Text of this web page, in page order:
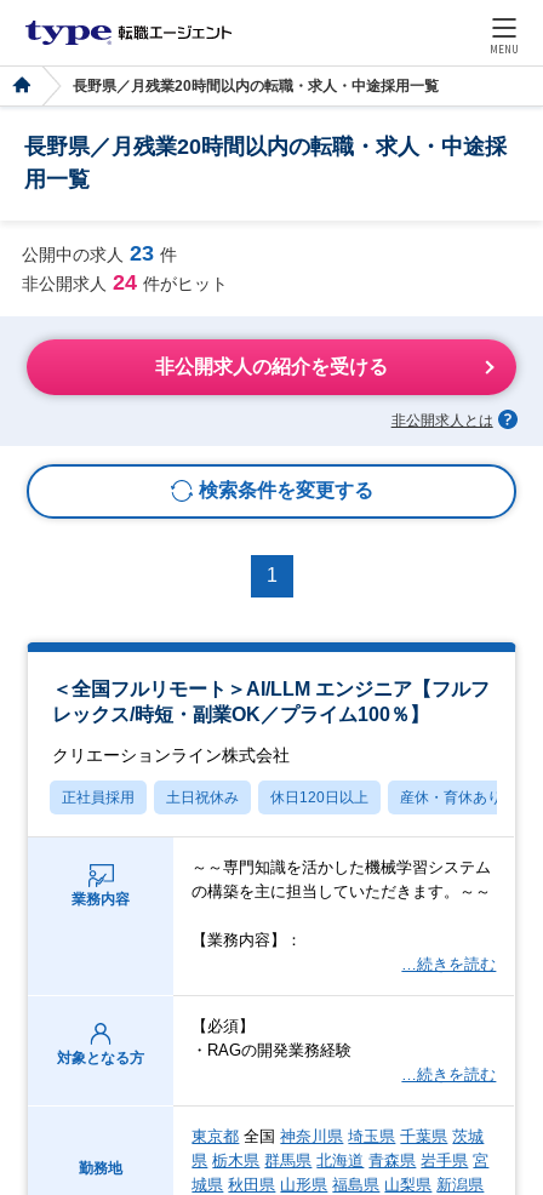
MENU
長野県／月残業20時間以内の転職・求人・中途採用一覧
長野県／月残業20時間以内の転職・求人・中途採
用一覧
公開中の求人 23 件
非公開求人 24 件がヒット
非公開求人の紹介を受ける
非公開求人とは
検索条件を変更する
1
＜全国フルリモート＞AI/LLM エンジニア【フルフ
レックス/時短・副業OK／プライム100％】
クリエーションライン株式会社
正社員採用 土日祝休み 休日120日以上 産休・育休あり
業務内容
～～専門知識を活かした機械学習システム
の構築を主に担当していただきます。～～
【業務内容】：
…続きを読む
対象となる方
【必須】
・RAGの開発業務経験
…続きを読む
勤務地
東京都 全国神奈川県 埼玉県 千葉県 茨城
県 栃木県 群馬県 北海道 青森県 岩手県 宮
城県 秋田県 山形県 福島県 山梨県 新潟県